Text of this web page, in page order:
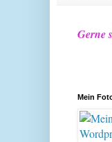
Gerne
Mein